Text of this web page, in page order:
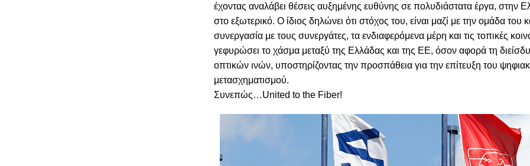
έχοντας αναλάβει θέσεις αυξημένης ευθύνης σε πολυδιάστατα έργα, στην
στο εξωτερικό. Ο ίδιος δηλώνει ότι στόχος του, είναι μαζί με την ομάδα του
συνεργασία με τους συνεργάτες, τα ενδιαφερόμενα μέρη και τις τοπικές
γεφυρώσει το χάσμα μεταξύ της Ελλάδας και της ΕΕ, όσον αφορά τη
οπτικών ινών, υποστηρίζοντας την προσπάθεια για την επίτευξη του
μετασχηματισμού.
Συνεπώς…United to the Fiber!